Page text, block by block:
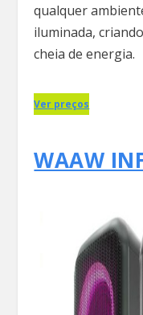
qualquer
iluminada,
cheia de energia.
Ver preços
WAAW